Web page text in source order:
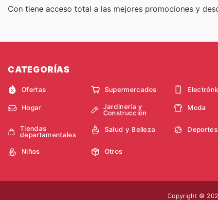
Con tiene acceso total a las mejores promociones y
CATEGORÍAS
Ofertas Supermercados
Hogar
Jardinería y
Construcción
Moda
Tiendas
departamentales
Salud y Belleza Deportes
Niños Otros
Copyright ©